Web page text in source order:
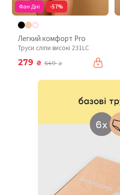
Фан Дні -57%
Легкий комфорт Pro
Труси сліпи високі 231LC
279 ₴ 649₴